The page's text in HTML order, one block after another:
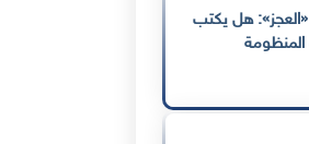
هل يكتب
المنظومة